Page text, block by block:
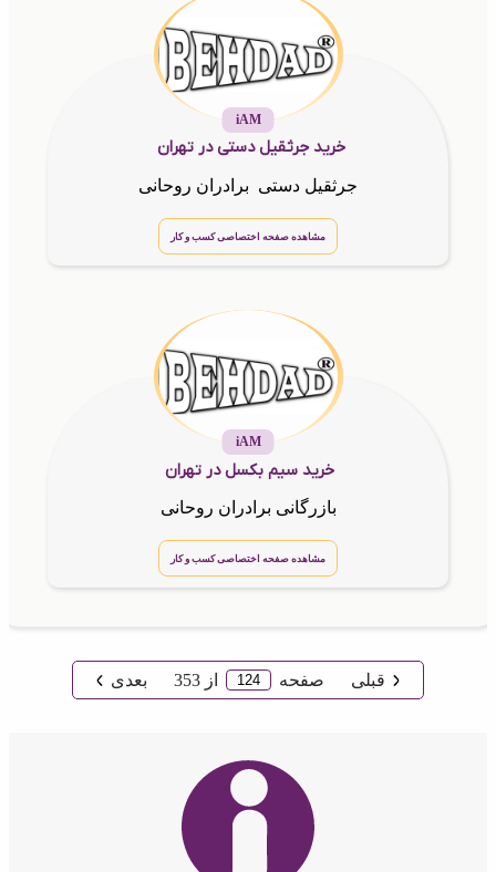
iAM
خرید جرثقیل دستی در تهران
جرثقیل دستی برادران روحانی
مشاهده صفحه اختصاصی کسب و کار
iAM
خرید سیم بکسل در تهران
بازرگانی برادران روحانی
مشاهده صفحه اختصاصی کسب و کار
قبلی صفحه از 353 بعدی